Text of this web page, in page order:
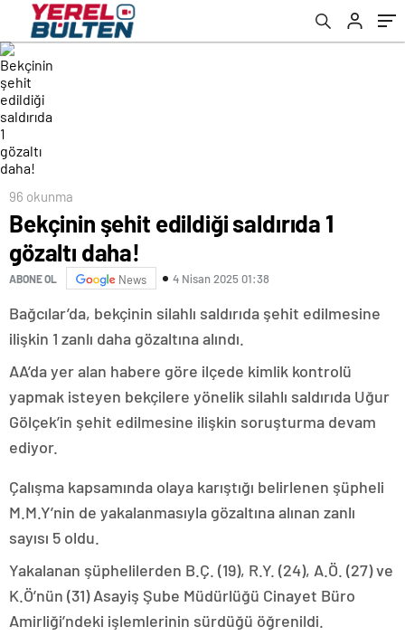
96 okunma
Bekçinin şehit edildiği saldırıda 1
gözaltı daha!
ABONE OL News 4 Nisan 2025 01:38
Bağcılar’da, bekçinin silahlı saldırıda şehit edilmesine
ilişkin 1 zanlı daha gözaltına alındı.
AA’da yer alan habere göre ilçede kimlik kontrolü
yapmak isteyen bekçilere yönelik silahlı saldırıda Uğur
Gölçek’in şehit edilmesine ilişkin soruşturma devam
ediyor.
Çalışma kapsamında olaya karıştığı belirlenen şüpheli
M.M.Y’nin de yakalanmasıyla gözaltına alınan zanlı
sayısı 5 oldu.
Yakalanan şüphelilerden B.Ç. (19), R.Y. (24), A.Ö. (27) ve
K.Ö’nün (31) Asayiş Şube Müdürlüğü Cinayet Büro
Amirliği’ndeki işlemlerinin sürdüğü öğrenildi.